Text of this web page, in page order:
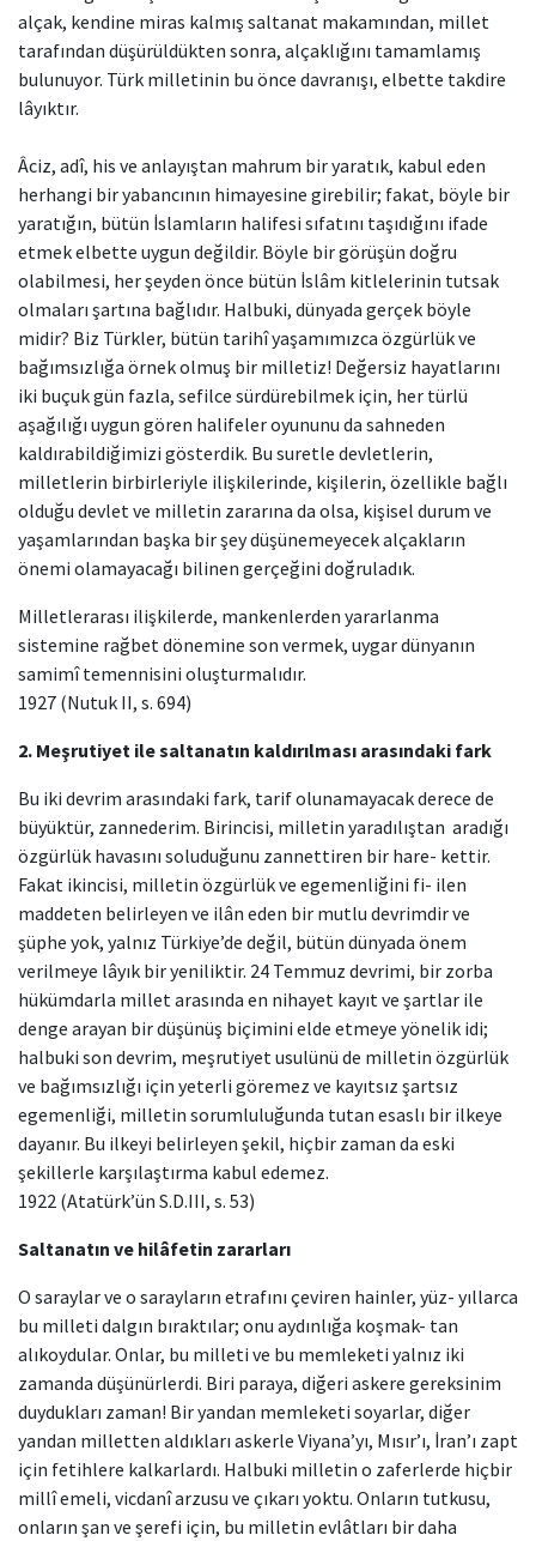
alçak, kendine miras kalmış saltanat makamından, millet
tarafından düşürüldükten sonra, alçaklığını tamamlamış
bulunuyor. Türk milletinin bu önce davranışı, elbette takdire
lâyıktır.
Âciz, adî, his ve anlayıştan mahrum bir yaratık, kabul eden
herhangi bir yabancının himayesine girebilir; fakat, böyle bir
yaratığın, bütün İslamların halifesi sıfatını taşıdığını ifade
etmek elbette uygun değildir. Böyle bir görüşün doğru
olabilmesi, her şeyden önce bütün İslâm kitlelerinin tutsak
olmaları şartına bağlıdır. Halbuki, dünyada gerçek böyle
midir? Biz Türkler, bütün tarihî yaşamımızca özgürlük ve
bağımsızlığa örnek olmuş bir milletiz! Değersiz hayatlarını
iki buçuk gün fazla, sefilce sürdürebilmek için, her türlü
aşağılığı uygun gören halifeler oyununu da sahneden
kaldırabildiğimizi gösterdik. Bu suretle devletlerin,
milletlerin birbirleriyle ilişkilerinde, kişilerin, özellikle bağlı
olduğu devlet ve milletin zararına da olsa, kişisel durum ve
yaşamlarından başka bir şey düşünemeyecek alçakların
önemi olamayacağı bilinen gerçeğini doğruladık.
Milletlerarası ilişkilerde, mankenlerden yararlanma
sistemine rağbet dönemine son vermek, uygar dünyanın
samimî temennisini oluşturmalıdır.
1927 (Nutuk II, s. 694)
2. Meşrutiyet ile saltanatın kaldırılması arasındaki fark
Bu iki devrim arasındaki fark, tarif olunamayacak derece de
büyüktür, zannederim. Birincisi, milletin yaradılıştan aradığı
özgürlük havasını soluduğunu zannettiren bir hare- kettir.
Fakat ikincisi, milletin özgürlük ve egemenliğini fi- ilen
maddeten belirleyen ve ilân eden bir mutlu devrimdir ve
şüphe yok, yalnız Türkiye’de değil, bütün dünyada önem
verilmeye lâyık bir yeniliktir. 24 Temmuz devrimi, bir zorba
hükümdarla millet arasında en nihayet kayıt ve şartlar ile
denge arayan bir düşünüş biçimini elde etmeye yönelik idi;
halbuki son devrim, meşrutiyet usulünü de milletin özgürlük
ve bağımsızlığı için yeterli göremez ve kayıtsız şartsız
egemenliği, milletin sorumluluğunda tutan esaslı bir ilkeye
dayanır. Bu ilkeyi belirleyen şekil, hiçbir zaman da eski
şekillerle karşılaştırma kabul edemez.
1922 (Atatürk’ün S.D.III, s. 53)
Saltanatın ve hilâfetin zararları
O saraylar ve o sarayların etrafını çeviren hainler, yüz- yıllarca
bu milleti dalgın bıraktılar; onu aydınlığa koşmak- tan
alıkoydular. Onlar, bu milleti ve bu memleketi yalnız iki
zamanda düşünürlerdi. Biri paraya, diğeri askere gereksinim
duydukları zaman! Bir yandan memleketi soyarlar, diğer
yandan milletten aldıkları askerle Viyana’yı, Mısır’ı, İran’ı zapt
için fetihlere kalkarlardı. Halbuki milletin o zaferlerde hiçbir
millî emeli, vicdanî arzusu ve çıkarı yoktu. Onların tutkusu,
onların şan ve şerefi için, bu milletin evlâtları bir daha